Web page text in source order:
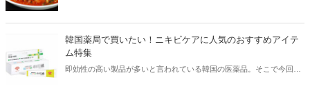
方も必見です。
韓国薬局で買いたい！ニキビケアに人気のおすすめアイテ
ム特集
即効性の高い製品が多いと言われている韓国の医薬品。そこで今回は